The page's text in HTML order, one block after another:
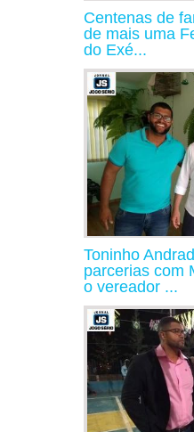
Centenas de
de mais uma
do Exé...
Toninho
parcerias com
o vereador ...